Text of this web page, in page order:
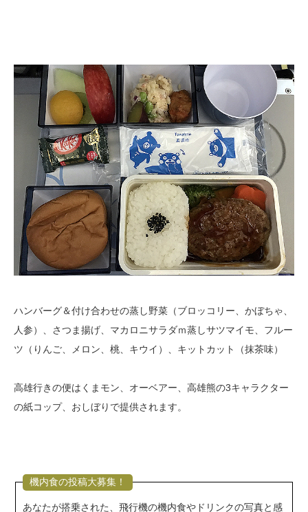
ハンバーグ＆付け合わせの蒸し野菜（ブロッコリー、かぼちゃ、
人参）、さつま揚げ、マカロニサラダｍ蒸しサツマイモ、フルー
ツ（りんご、メロン、桃、キウイ）、キットカット（抹茶味）
高雄行きの便はくまモン、オーベアー、高雄熊の3キャラクター
の紙コップ、おしぼりで提供されます。
機内食の投稿大募集！
あなたが搭乗された、飛行機の機内食やドリンクの写真と感